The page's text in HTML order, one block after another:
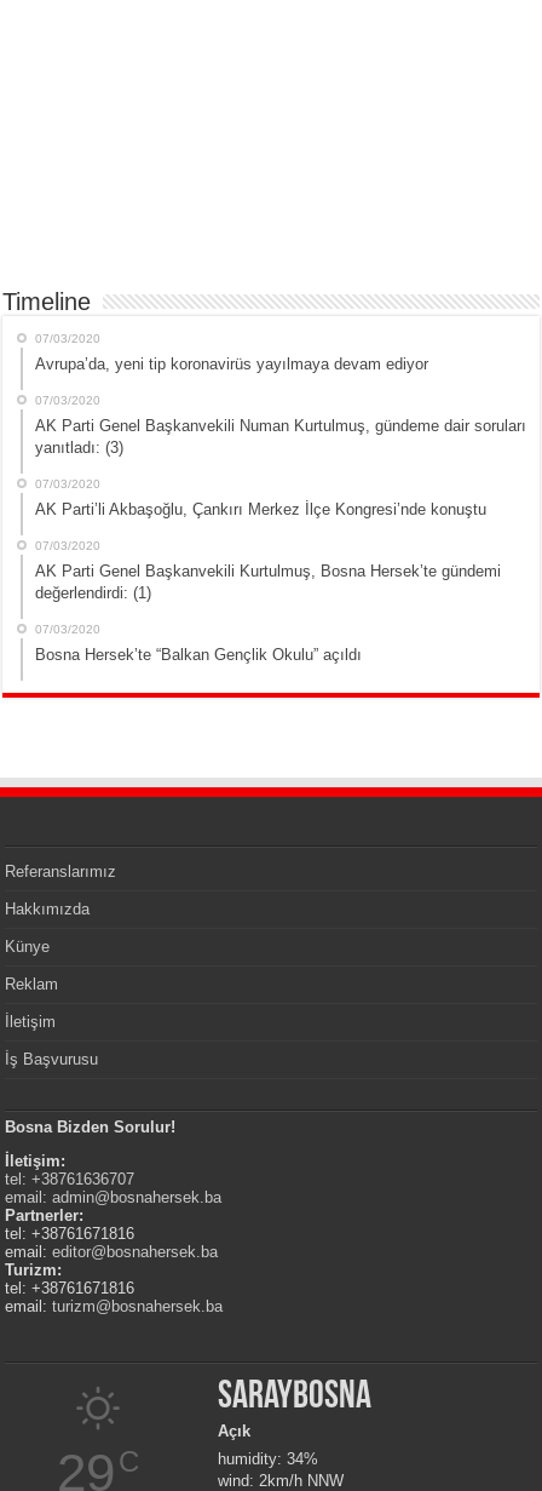
Timeline
07/03/2020
Avrupa’da, yeni tip koronavirüs yayılmaya devam ediyor
07/03/2020
AK Parti Genel Başkanvekili Numan Kurtulmuş, gündeme dair soruları
yanıtladı: (3)
07/03/2020
AK Parti’li Akbaşoğlu, Çankırı Merkez İlçe Kongresi’nde konuştu
07/03/2020
AK Parti Genel Başkanvekili Kurtulmuş, Bosna Hersek’te gündemi
değerlendirdi: (1)
07/03/2020
Bosna Hersek’te “Balkan Gençlik Okulu” açıldı
Referanslarımız
Hakkımızda
Künye
Reklam
İletişim
İş Başvurusu
Bosna Bizden Sorulur!
İletişim:
tel: +38761636707
email:admin@bosnahersek.ba
Partnerler:
tel: +38761671816
email:editor@bosnahersek.ba
Turizm:
tel: +38761671816
email:turizm@bosnahersek.ba
29 C
Saraybosna
Açık
humidity: 34%
wind: 2km/h NNW